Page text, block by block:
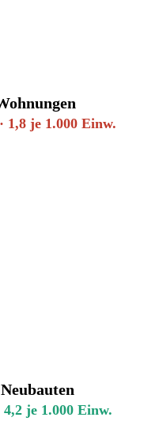
1,8 je 1.000 Einw.
4,2 je 1.000 Einw.